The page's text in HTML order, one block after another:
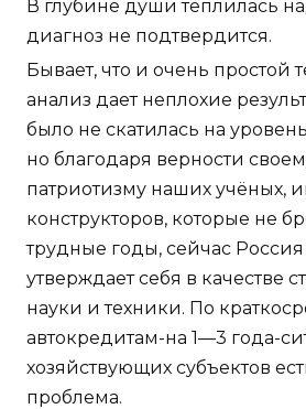
В глубине души теплилась
диагноз не подтвердится.
Бывает, что и очень простой
анализ дает неплохие
было не скатилась на
но благодаря верности
патриотизму наших учёных,
конструкторов, которые не
трудные годы, сейчас Россия
утверждает себя в качестве
науки и техники. По
автокредитам-на 1—3 года-
хозяйствующих субъектов
проблема.